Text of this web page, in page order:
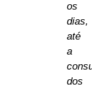
os
dias,
até
a
dos